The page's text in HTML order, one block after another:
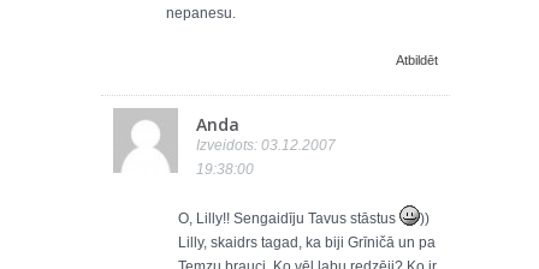
nepanesu.
Atbildēt
Anda
Izveidots: 03.12.2007
19:38:00
O, Lilly!! Sengaidīju Tavus stāstus
))
Lilly, skaidrs tagad, ka biji Grīničā un pa